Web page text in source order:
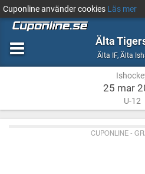
Cuponline använder cookies Läs mer
Älta
Älta IF,Älta
25 mar
U-12
CUPONLINE -